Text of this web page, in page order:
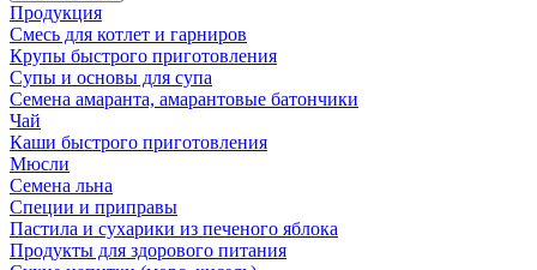
Продукция
Смесь для котлет и гарниров
Крупы быстрого приготовления
Супы и основы для супа
Семена амаранта, амарантовые батончики
Чай
Каши быстрого приготовления
Мюсли
Семена льна
Специи и приправы
Пастила и сухарики из печеного яблока
Продукты для здорового питания